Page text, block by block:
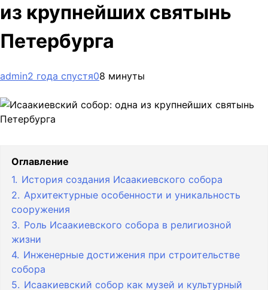
из крупнейших святынь
Петербурга
admin2 года спустя08 минуты
Оглавление
1. История создания Исаакиевского собора
2. Архитектурные особенности и уникальность
сооружения
3. Роль Исаакиевского собора в религиозной
жизни
4. Инженерные достижения при строительстве
собора
5. Исаакиевский собор как музей и культурный